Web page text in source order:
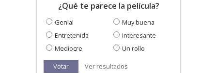
¿Qué te parece la película?
Genial
Muy buena
Entretenida
Interesante
Mediocre
Un rollo
Votar Ver resultados